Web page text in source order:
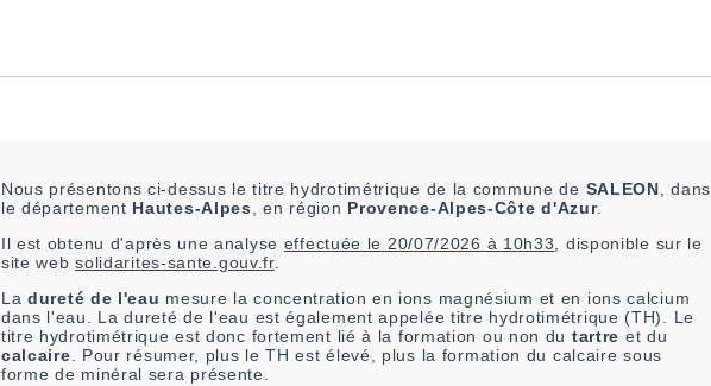
Nous présentons ci-dessus le titre hydrotimétrique de la commune de SALEON, dans
le département Hautes-Alpes, en région Provence-Alpes-Côte d'Azur.
Il est obtenu d'après une analyse effectuée le 20/07/2026 à 10h33, disponible sur le
site websolidarites-sante.gouv.fr.
La dureté de l'eau mesure la concentration en ions magnésium et en ions calcium
dans l'eau. La dureté de l'eau est également appelée titre hydrotimétrique (TH). Le
titre hydrotimétrique est donc fortement lié à la formation ou non du tartre et du
calcaire. Pour résumer, plus le TH est élevé, plus la formation du calcaire sous
forme de minéral sera présente.